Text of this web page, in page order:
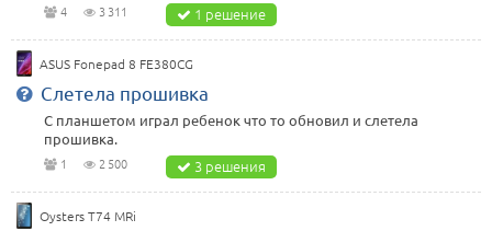
4 3 311 1 решение
ASUS Fonepad 8 FE380CG
Слетела прошивка
С планшетом играл ребенок что то обновил и слетела
прошивка.
1 2 500 3 решения
Oysters T74 MRi